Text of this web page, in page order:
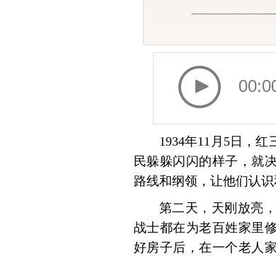
1934年11月5日，
民躲躲闪闪的样子，就
路线和纲领，让他们认识
第二天，天刚放亮
战士都在为老百姓家里
好房子后，在一个老人